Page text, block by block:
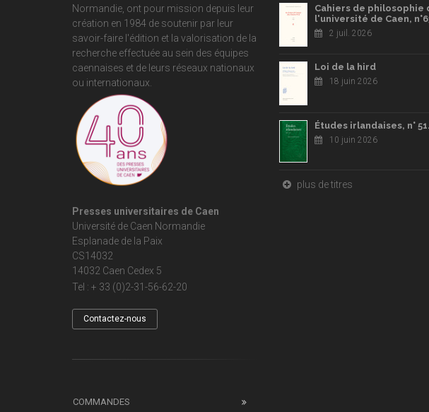
Normandie , ont pour mission depuis leur
création en 1984 de soutenir par leur
savoir-faire l'édition et la valorisation de la
recherche effectuée au sein des équipes
caennaises et de leurs réseaux nationaux
ou internationaux.
Presses universitaires de Caen
Université de Caen Normandie
Esplanade de la Paix
CS14032
14032 Caen Cedex 5
Tel : + 33 (0)2-31-56-62-20
Contactez-nous
COMMANDES
Cahiers de philosophie
l'université de Caen,
2 juil. 2026
Loi de la hird
18 juin 2026
Études irlandaises, n°
10 juin 2026
plus de titres